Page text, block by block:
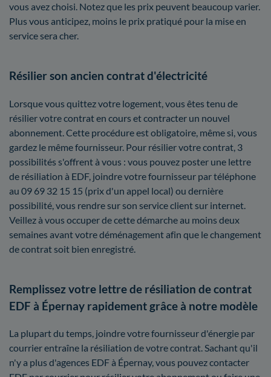
vous avez choisi. Notez que les prix peuvent beaucoup varier.
Plus vous anticipez, moins le prix pratiqué pour la mise en
service sera cher.
Résilier son ancien contrat d'électricité
Lorsque vous quittez votre logement, vous êtes tenu de
résilier votre contrat en cours et contracter un nouvel
abonnement. Cette procédure est obligatoire, même si, vous
gardez le même fournisseur. Pour résilier votre contrat, 3
possibilités s'offrent à vous : vous pouvez poster une lettre
de résiliation à EDF, joindre votre fournisseur par téléphone
au 09 69 32 15 15 (prix d'un appel local) ou dernière
possibilité, vous rendre sur son service client sur internet.
Veillez à vous occuper de cette démarche au moins deux
semaines avant votre déménagement afin que le changement
de contrat soit bien enregistré.
Remplissez votre lettre de résiliation de contrat
EDF à Épernay rapidement grâce à notre modèle
La plupart du temps, joindre votre fournisseur d'énergie par
courrier entraîne la résiliation de votre contrat. Sachant qu'il
n'y a plus d'agences EDF à Épernay, vous pouvez contacter